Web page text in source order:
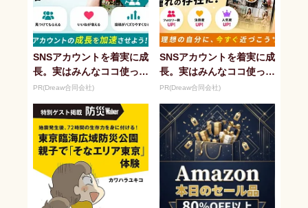
SNSアカウントを着実に成
長。実はみんなココ使って
ます。
PR(Dreaw合同会社)
SNSアカウントを着実に成
長。実はみんなココ使って
ます。
PR(Dreaw合同会社)